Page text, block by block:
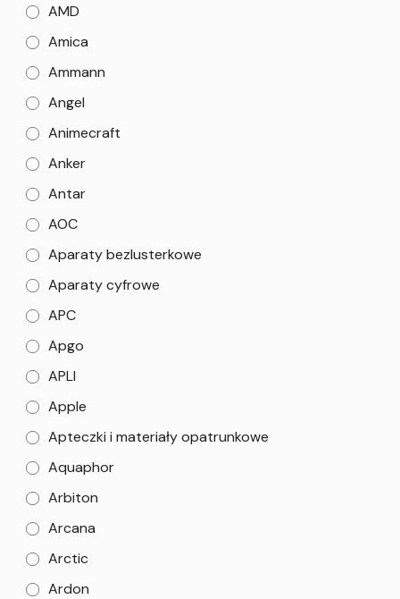
AMD
Amica
Ammann
Angel
Animecraft
Anker
Antar
AOC
Aparaty bezlusterkowe
Aparaty cyfrowe
APC
Apgo
APLI
Apple
Apteczki i materiały opatrunkowe
Aquaphor
Arbiton
Arcana
Arctic
Ardon